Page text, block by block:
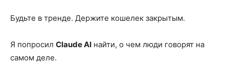
Будьте в тренде. Держите кошелек закрытым.
Я попросил Claude AI найти, о чем люди говорят на
самом деле.